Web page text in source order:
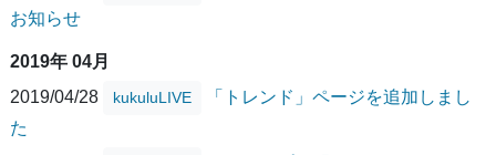
お知らせ
2019年 04月
2019/04/28
kukuluLIVE
「トレンド」ページを追加しまし
た